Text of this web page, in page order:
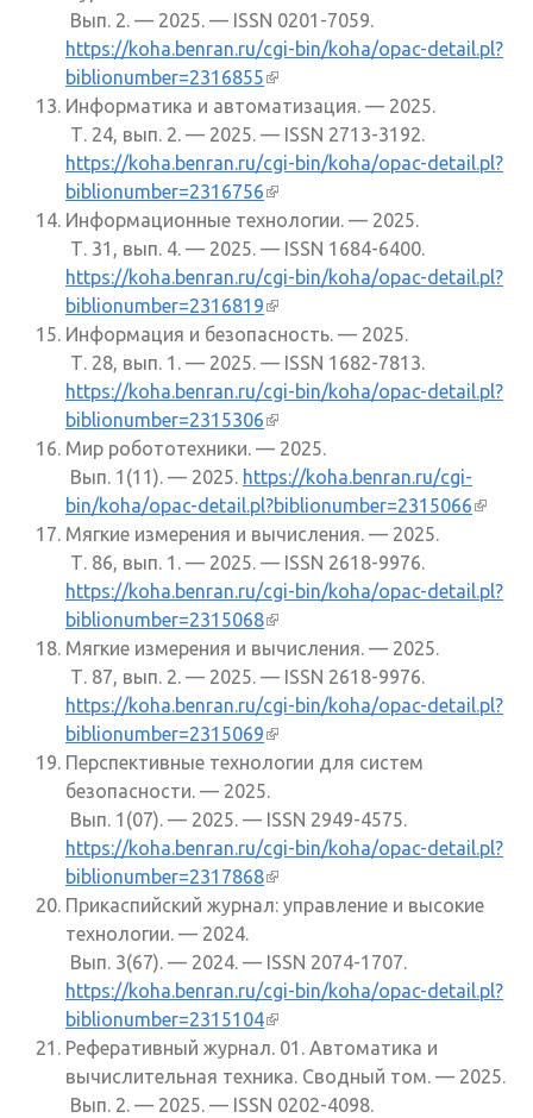
Вып. 2. — 2025. — ISSN 0201-7059.
https://koha.benran.ru/cgi-bin/koha/opac-detail.pl?
biblionumber=2316855(внешняя ссылка)
Информатика и автоматизация. — 2025.
Т. 24, вып. 2. — 2025. — ISSN 2713-3192.
https://koha.benran.ru/cgi-bin/koha/opac-detail.pl?
biblionumber=2316756(внешняя ссылка)
Информационные технологии. — 2025.
Т. 31, вып. 4. — 2025. — ISSN 1684-6400.
https://koha.benran.ru/cgi-bin/koha/opac-detail.pl?
biblionumber=2316819(внешняя ссылка)
Информация и безопасность. — 2025.
Т. 28, вып. 1. — 2025. — ISSN 1682-7813.
https://koha.benran.ru/cgi-bin/koha/opac-detail.pl?
biblionumber=2315306(внешняя ссылка)
Мир робототехники. — 2025.
Вып. 1(11). — 2025. https://koha.benran.ru/cgi-
bin/koha/opac-detail.pl?biblionumber=2315066
Мягкие измерения и вычисления. — 2025.
Т. 86, вып. 1. — 2025. — ISSN 2618-9976.
https://koha.benran.ru/cgi-bin/koha/opac-detail.pl?
biblionumber=2315068(внешняя ссылка)
Мягкие измерения и вычисления. — 2025.
Т. 87, вып. 2. — 2025. — ISSN 2618-9976.
https://koha.benran.ru/cgi-bin/koha/opac-detail.pl?
biblionumber=2315069(внешняя ссылка)
Перспективные технологии для систем
безопасности. — 2025.
Вып. 1(07). — 2025. — ISSN 2949-4575.
https://koha.benran.ru/cgi-bin/koha/opac-detail.pl?
biblionumber=2317868(внешняя ссылка)
Прикаспийский журнал: управление и высокие
технологии. — 2024.
Вып. 3(67). — 2024. — ISSN 2074-1707.
https://koha.benran.ru/cgi-bin/koha/opac-detail.pl?
biblionumber=2315104(внешняя ссылка)
Реферативный журнал. 01. Автоматика и
вычислительная техника. Сводный том. — 2025.
Вып. 2. — 2025. — ISSN 0202-4098.